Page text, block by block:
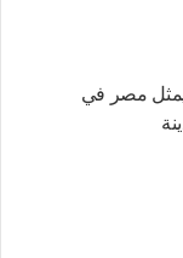
يمثل مصر في